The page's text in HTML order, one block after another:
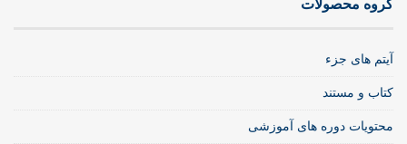
گروه محصولات
آیتم های جزء
کتاب و مستند
محتویات دوره های آموزشی